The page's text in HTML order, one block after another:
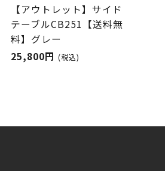
【アウトレット】サイド
テーブルCB251【送料無
料】グレー
25,800円 (税込)